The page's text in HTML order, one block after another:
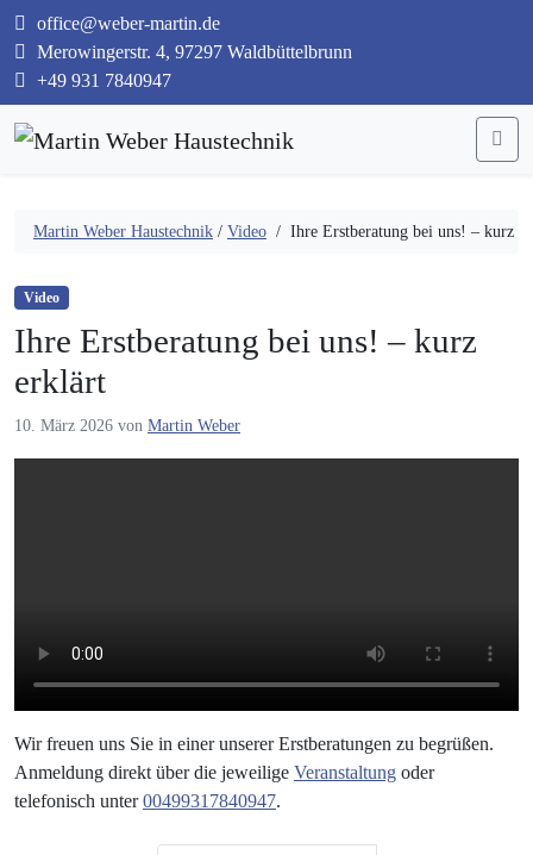
office@weber-martin.de
Merowingerstr. 4, 97297 Waldbüttelbrunn
+49 931 7840947
Martin Weber Haustechnik / Video / Ihre Erstberatung bei uns! – kurz
Video
Ihre Erstberatung bei uns! – kurz
erklärt
10. März 2026 von Martin Weber
Wir freuen uns Sie in einer unserer Erstberatungen zu begrüßen.
Anmeldung direkt über die jeweilige Veranstaltung oder
telefonisch unter00499317840947.